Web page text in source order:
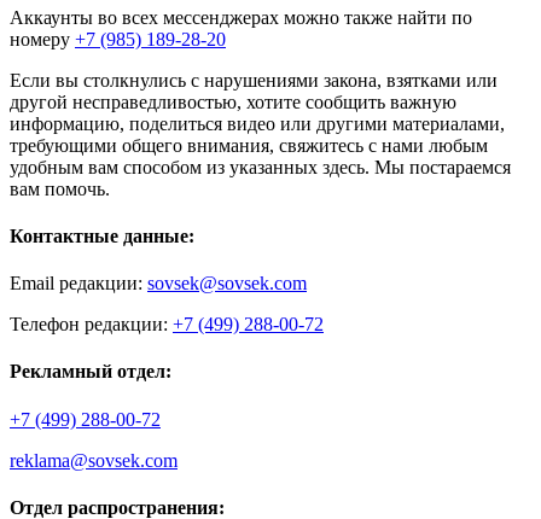
Аккаунты во всех мессенджерах можно также найти по
номеру +7 (985) 189-28-20
Если вы столкнулись с нарушениями закона, взятками или
другой несправедливостью, хотите сообщить важную
информацию, поделиться видео или другими материалами,
требующими общего внимания, свяжитесь с нами любым
удобным вам способом из указанных здесь. Мы постараемся
вам помочь.
Контактные данные:
Email редакции: sovsek@sovsek.com
Телефон редакции: +7 (499) 288-00-72
Рекламный отдел:
+7 (499) 288-00-72
reklama@sovsek.com
Отдел распространения: